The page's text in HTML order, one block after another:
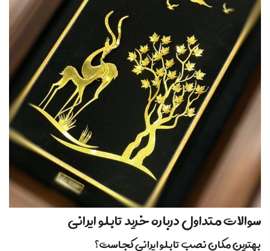
سوالات متداول درباره خرید تابلو ایرانی
بهترین مکان نصب تابلو ایرانی کجاست؟